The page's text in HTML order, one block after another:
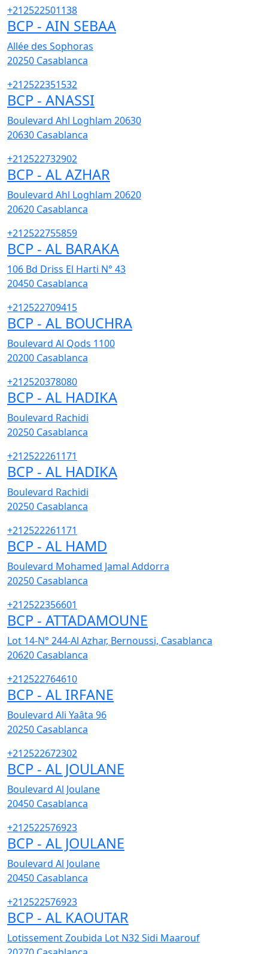
+212522501138
BCP - AIN SEBAA
Allée des Sophoras
20250 Casablanca
+212522351532
BCP - ANASSI
Boulevard Ahl Loghlam 20630
20630 Casablanca
+212522732902
BCP - AL AZHAR
Boulevard Ahl Loghlam 20620
20620 Casablanca
+212522755859
BCP - AL BARAKA
106 Bd Driss El Harti N° 43
20450 Casablanca
+212522709415
BCP - AL BOUCHRA
Boulevard Al Qods 1100
20200 Casablanca
+212520378080
BCP - AL HADIKA
Boulevard Rachidi
20250 Casablanca
+212522261171
BCP - AL HADIKA
Boulevard Rachidi
20250 Casablanca
+212522261171
BCP - AL HAMD
Boulevard Mohamed Jamal Addorra
20250 Casablanca
+212522356601
BCP - ATTADAMOUNE
Lot 14-N° 244-Al Azhar, Bernoussi, Casablanca
20620 Casablanca
+212522764610
BCP - AL IRFANE
Boulevard Ali Yaâta 96
20250 Casablanca
+212522672302
BCP - AL JOULANE
Boulevard Al Joulane
20450 Casablanca
+212522576923
BCP - AL JOULANE
Boulevard Al Joulane
20450 Casablanca
+212522576923
BCP - AL KAOUTAR
Lotissement Zoubida Lot N32 Sidi Maarouf